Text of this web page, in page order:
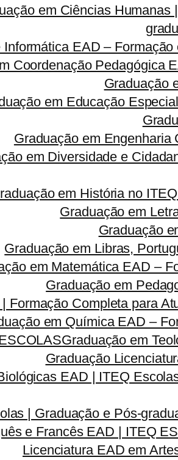
em Ciências
EAD –
Coordenação Pedagógica
Graduação
em Educação
Graduação em
em Diversidade e
em História no
Graduação em
Graduação
Graduação em Libras,
em Matemática EAD –
Graduação em
Formação Completa para
em Química EAD –
Graduação em
Graduação
EAD | ITEQ
| Graduação e Pós-
e Francês EAD | ITEQ
Licenciatura EAD em